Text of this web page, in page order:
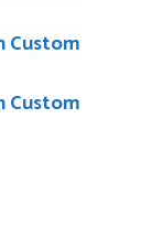
Custom
Custom